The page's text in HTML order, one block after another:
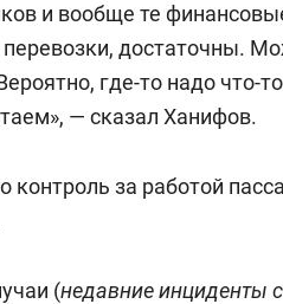
и вообще те
достаточны.
где-то надо что-
— сказал Ханифов.
контроль за работой
(недавние инциденты